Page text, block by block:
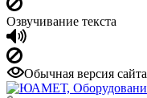
Озвучивание текста
Обычная версия сайта